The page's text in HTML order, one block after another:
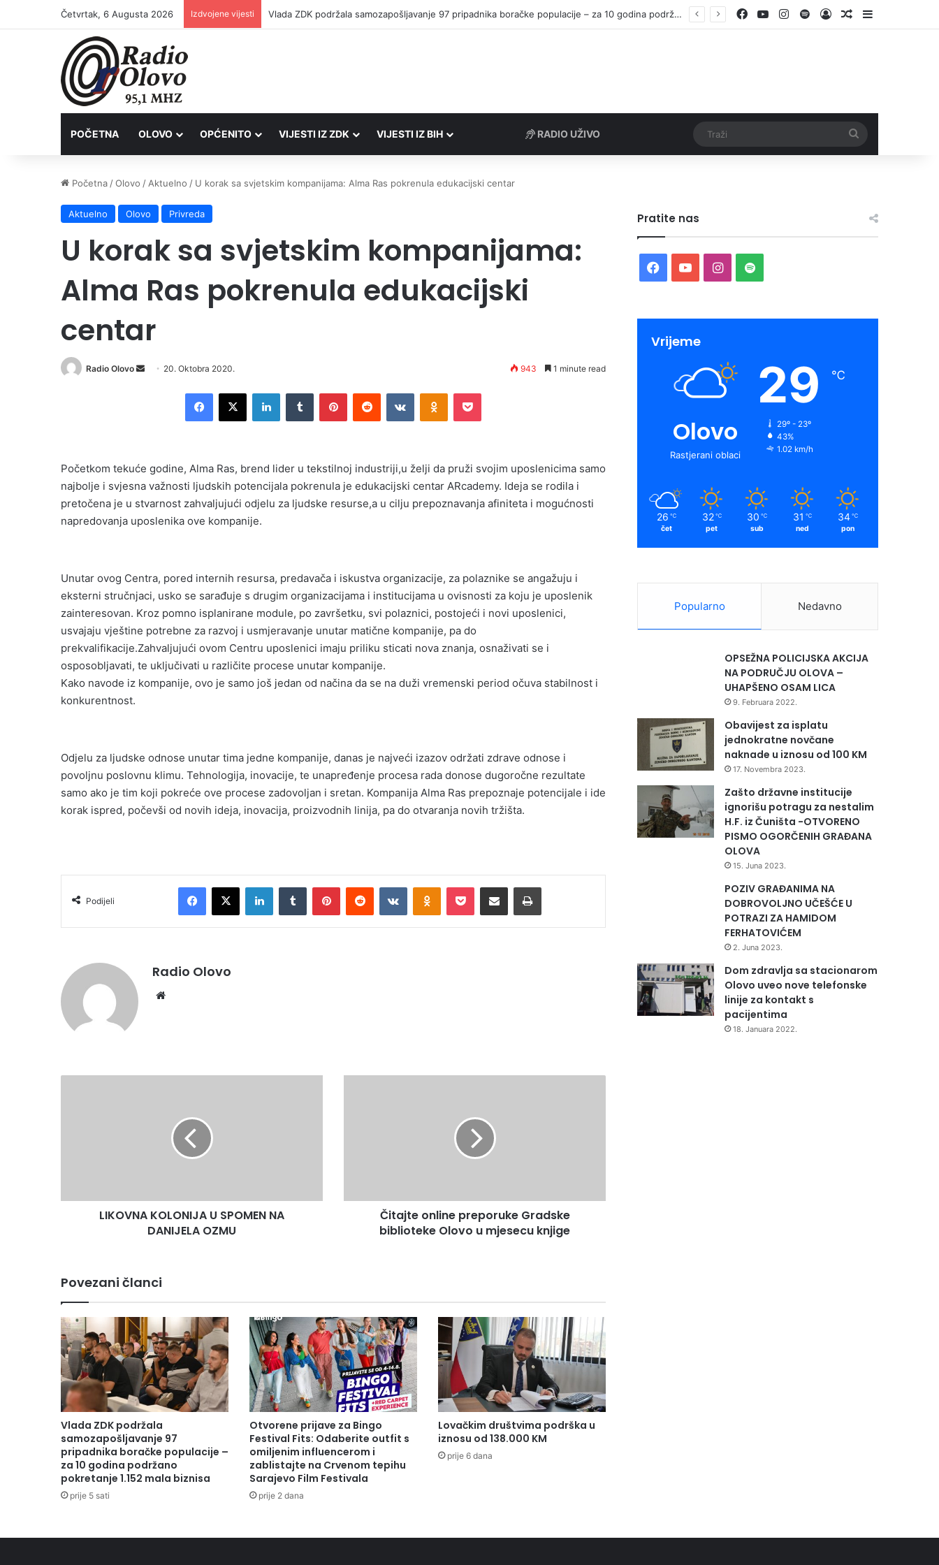
Četvrtak, 6 Augusta 2026 Izdvojene vijesti Otvorene prijave za Bingo Festival Fits: Odaberite outfit s omiljenim influencerom i zablistajte na Crvenom tepihu Sarajevo Film Festivala Facebook
YouTubeInstagram
SpotifyLog InRandom Article
Sidebar
POČETNA OLOVO OPĆENITO VIJESTI IZ ZDK VIJESTI IZ BIH RADIO UŽIVO
Početna /Olovo / Aktuelno / U korak sa svjetskim kompanijama: Alma Ras pokrenula edukacijski centar
Aktuelno Olovo Privreda
U korak sa svjetskim kompanijama:
Alma Ras pokrenula edukacijski
centar
Radio Olovo
Send 20. Oktobra 2020. 943 1 minute read
Facebook
X LinkedInTumblr PinterestReddit VKontakteOdnoklassniki
Pocket
Početkom tekuće godine, Alma Ras, brend lider u tekstilnoj industriji,u želji da pruži svojim uposlenicima samo
najbolje i svjesna važnosti ljudskih potencijala pokrenula je edukacijski centar ARcademy. Ideja se rodila i
pretočena je u stvarnost zahvaljujući odjelu za ljudske resurse,a u cilju prepoznavanja afiniteta i mogućnosti
napredovanja uposlenika ove kompanije.
Unutar ovog Centra, pored internih resursa, predavača i iskustva organizacije, za polaznike se angažuju i
eksterni stručnjaci, usko se sarađuje s drugim organizacijama i institucijama u ovisnosti za koju je uposlenik
zainteresovan. Kroz pomno isplanirane module, po završetku, svi polaznici, postojeći i novi uposlenici,
usvajaju vještine potrebne za razvoj i usmjeravanje unutar matične kompanije, pa do
prekvalifikacije.Zahvaljujući ovom Centru uposlenici imaju priliku sticati nova znanja, osnaživati se i
osposobljavati, te uključivati u različite procese unutar kompanije.
Kako navode iz kompanije, ovo je samo još jedan od načina da se na duži vremenski period očuva stabilnost i
konkurentnost.
Odjelu za ljudske odnose unutar tima jedne kompanije, danas je najveći izazov održati zdrave odnose i
povoljnu poslovnu klimu. Tehnologija, inovacije, te unapređenje procesa rada donose dugoročne rezultate
samo ako je tim koji pokreće ove procese zadovoljan i sretan. Kompanija Alma Ras prepoznaje potencijale i ide
korak ispred, počevši od novih ideja, inovacija, proizvodnih linija, pa do otvaranja novih tržišta.
Podijeli
Facebook
X LinkedInTumblr PinterestReddit VKontakteOdnoklassniki
Pocket Podijeli putem Emaila Print
Radio Olovo
LIKOVNA KOLONIJA U SPOMEN NA
DANIJELA OZMU
knjige
Čitajte online preporuke Gradske
biblioteke Olovo u mjesecu knjige
Povezani članci
Vlada ZDK podržala
samozapošljavanje 97
pripadnika boračke populacije –
za 10 godina podržano
pokretanje 1.152 mala biznisa
prije 5 sati
Otvorene prijave za Bingo
Festival Fits: Odaberite outfit s
omiljenim influencerom i
zablistajte na Crvenom tepihu
Sarajevo Film Festivala
prije 2 dana
Lovačkim društvima podrška u
iznosu od 138.000 KM
prije 6 dana
Pratite nas
Facebook
YouTubeInstagram
Spotify
Vrijeme
Olovo
Rastjerani oblaci
29 ℃
29º - 23º
43%
1.02 km/h
26 ℃
čet
32 ℃
pet
30 ℃
sub
31 ℃
ned
34 ℃
pon
Popularno Nedavno
OPSEŽNA POLICIJSKA AKCIJA
NA PODRUČJU OLOVA –
UHAPŠENO OSAM LICA
9. Februara 2022.
Obavijest za isplatu
jednokratne novčane
naknade u iznosu od 100 KM
17. Novembra 2023.
Zašto državne institucije
ignorišu potragu za nestalim
H.F. iz Čuništa -OTVORENO
PISMO OGORČENIH GRAĐANA
OLOVA
15. Juna 2023.
POZIV GRAĐANIMA NA
DOBROVOLJNO UČEŠĆE U
POTRAZI ZA HAMIDOM
FERHATOVIĆEM
2. Juna 2023.
Dom zdravlja sa stacionarom
Olovo uveo nove telefonske
linije za kontakt s
pacijentima
18. Januara 2022.